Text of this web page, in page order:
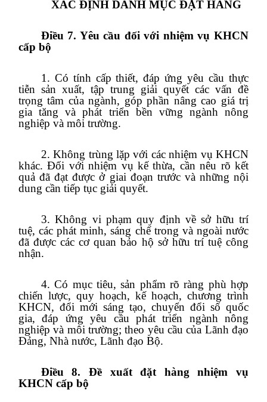
XÁC ĐỊNH DANH MỤC ĐẶT HÀNG
Điều 7. Yêu cầu đối với nhiệm vụ KHCN
cấp bộ
1. Có tính cấp thiết, đáp ứng yêu cầu thực
tiễn sản xuất, tập trung giải quyết các vấn đề
trọng tâm của ngành, góp phần nâng cao giá trị
gia tăng và phát triển bền vững ngành nông
nghiệp và môi trường.
2. Không trùng lặp với các nhiệm vụ KHCN
khác. Đối với nhiệm vụ kế thừa, cần nêu rõ kết
quả đã đạt được ở giai đoạn trước và những nội
dung cần tiếp tục giải quyết.
3. Không vi phạm quy định về sở hữu trí
tuệ, các phát minh, sáng chế trong và ngoài nước
đã được các cơ quan bảo hộ sở hữu trí tuệ công
nhận.
4. Có mục tiêu, sản phẩm rõ ràng phù hợp
chiến lược, quy hoạch, kế hoạch, chương trình
KHCN, đổi mới sáng tạo, chuyển đổi số quốc
gia, đáp ứng yêu cầu phát triển ngành nông
nghiệp và môi trường; theo yêu cầu của Lãnh đạo
Đảng, Nhà nước, Lãnh đạo Bộ.
Điều 8. Đề xuất đặt hàng nhiệm vụ
KHCN cấp bộ